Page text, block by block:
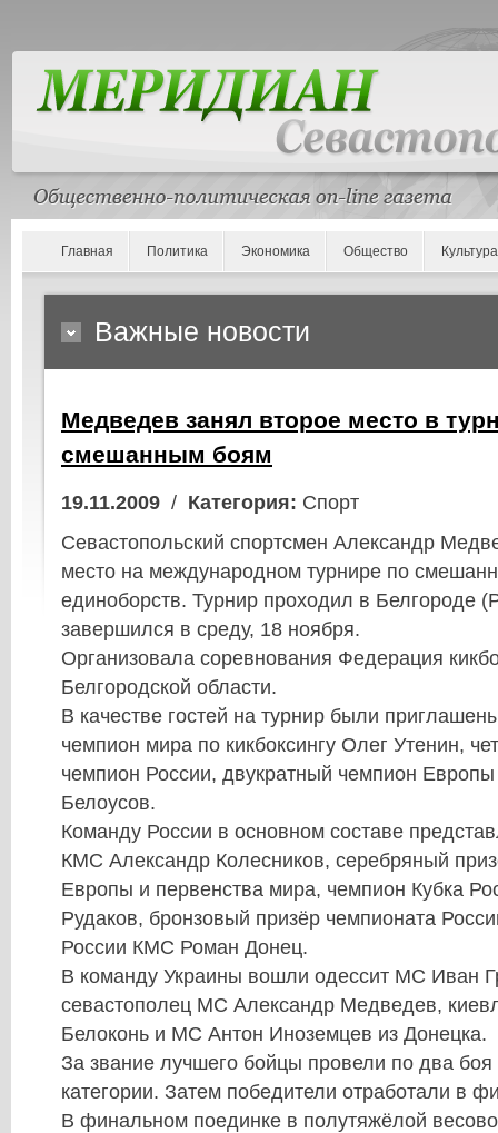
Главная Политика Экономика Общество Культура
Важные новости
Медведев занял второе место в
смешанным боям
19.11.2009 / Категория: Спорт
Севастопольский спортсмен Александр
место на международном турнире по
единоборств. Турнир проходил в Белгороде
завершился в среду, 18 ноября.
Организовала соревнования Федерация
Белгородской области.
В качестве гостей на турнир были
чемпион мира по кикбоксингу Олег Утенин,
чемпион России, двукратный чемпион
Белоусов.
Команду России в основном составе
КМС Александр Колесников, серебряный
Европы и первенства мира, чемпион Кубка
Рудаков, бронзовый призёр чемпионата
России КМС Роман Донец.
В команду Украины вошли одессит МС Иван
севастополец МС Александр Медведев,
Белоконь и МС Антон Иноземцев из Донецка.
За звание лучшего бойцы провели по два боя
категории. Затем победители отработали в
В финальном поединке в полутяжёлой